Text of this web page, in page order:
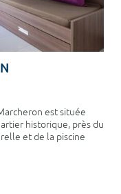
est située
historique, près du
et de la piscine